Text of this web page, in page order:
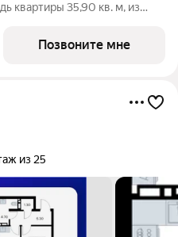
квартиры 35,90 кв. м, из
- 164. Преимущества
Позвоните мне
из 25